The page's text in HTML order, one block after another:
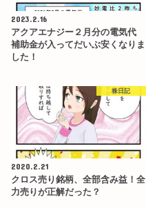
2023.2.16
アクアエナジー２月分の電気代
補助金が入ってだいぶ安くなりま
した！
株日記
2020.2.21
クロス売り銘柄、全部含み益！全
力売りが正解だった？